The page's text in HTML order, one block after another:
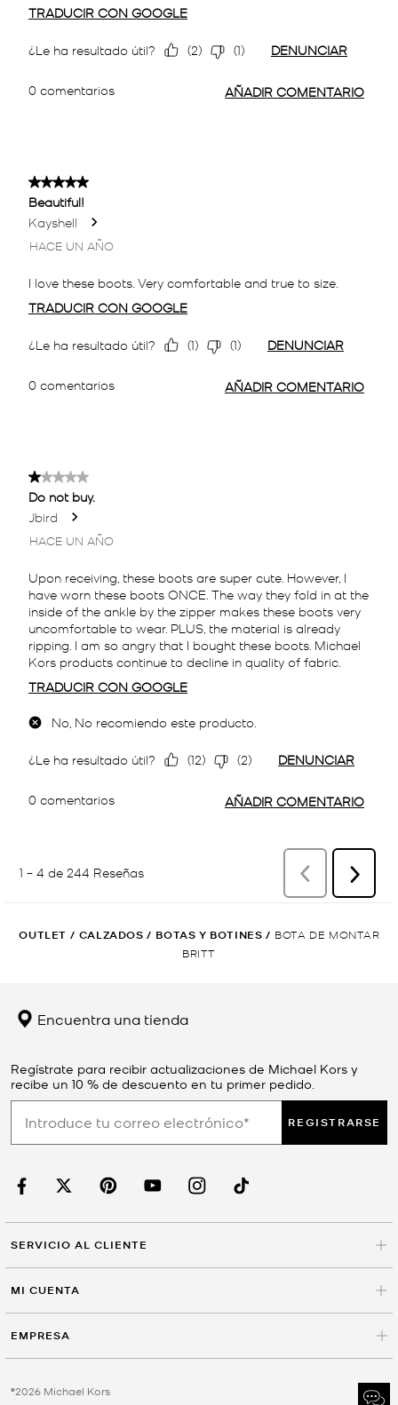
OUTLET / CALZADOS / BOTAS Y BOTINES / BOTA DE MONTAR
BRITT
Encuentra una tienda
Regístrate para recibir actualizaciones de Michael Kors y
recibe un 10 % de descuento en tu primer pedido.
REGISTRARSE
SERVICIO AL CLIENTE
MI CUENTA
EMPRESA
©2026 Michael Kors